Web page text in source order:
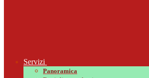
Servizi
Panoramica